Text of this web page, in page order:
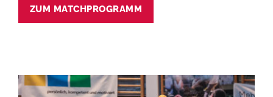
ZUM MATCHPROGRAMM